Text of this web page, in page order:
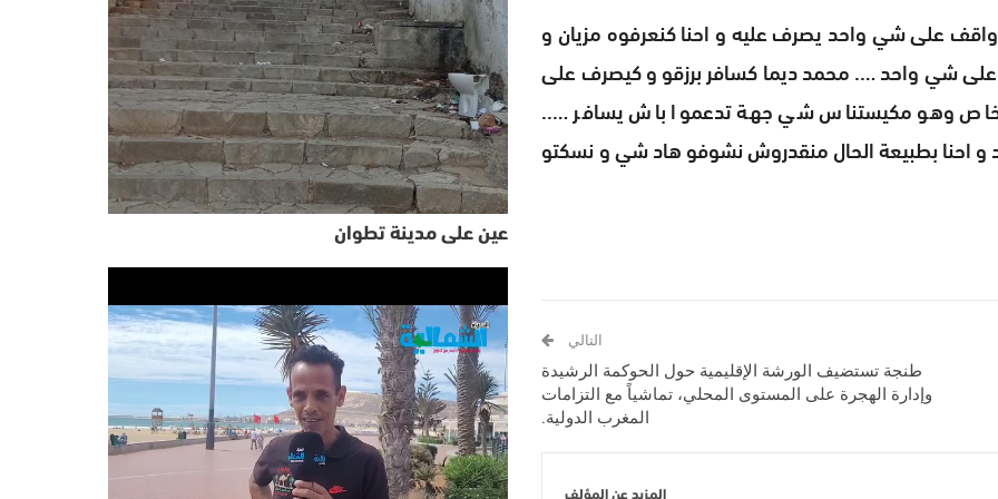
على شي واحد يصرف عليه و احنا كنعرفوه مزيان و
على شي واحد …. محمد ديما كسافر برزقو و كيصرف على
وهو مكيستناس شي جهة تدعموا باش يسافر …..
احنا بطبيعة الحال منقدروش نشوفو هاد شي و نسكتو
التالي
طنجة تستضيف الورشة الإقليمية حول الحوكمة الرشيدة
وإدارة الهجرة على المستوى المحلي، تماشياً مع التزامات
المغرب الدولية.
المزيد عن المؤلف
عين على مدينة تطوان